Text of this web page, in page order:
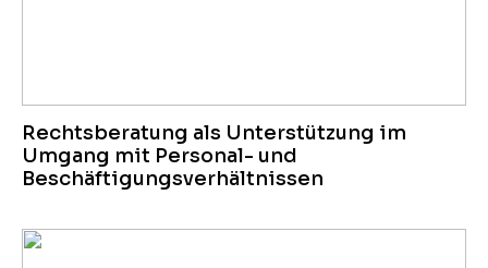
Rechtsberatung als Unterstützung im
Umgang mit Personal- und
Beschäftigungsverhältnissen